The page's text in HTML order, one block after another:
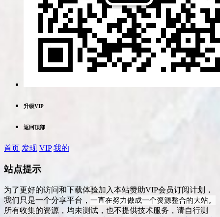
升级VIP
返回顶部
首页 发现 VIP 我的
站点提示
为了更好的访问和下载体验加入本站赞助VIP会员订阅计划，
我们只是一个分享平台， 一直在努力做成一个资源整合的大站。
所有收集的资源，均未测试，也不提供技术服务，请自行测